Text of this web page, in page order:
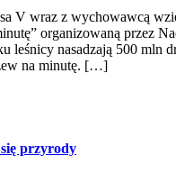
V wraz z wychowawcą
organizowaną przez
leśnicy nasadzają 500 mln
na minutę. […]
przyrody